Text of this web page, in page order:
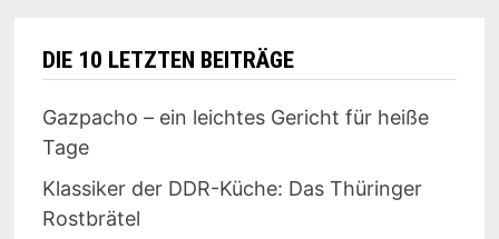
DIE 10 LETZTEN BEITRÄGE
Gazpacho – ein leichtes Gericht für heiße
Tage
Klassiker der DDR-Küche: Das Thüringer
Rostbrätel